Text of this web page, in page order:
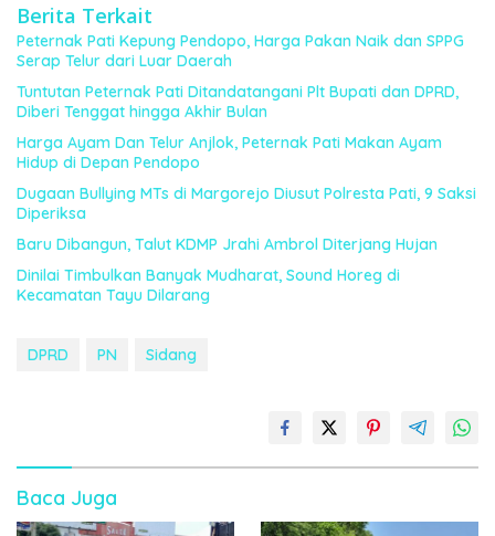
Berita Terkait
Peternak Pati Kepung Pendopo, Harga Pakan Naik dan SPPG
Serap Telur dari Luar Daerah
Tuntutan Peternak Pati Ditandatangani Plt Bupati dan DPRD,
Diberi Tenggat hingga Akhir Bulan
Harga Ayam Dan Telur Anjlok, Peternak Pati Makan Ayam
Hidup di Depan Pendopo
Dugaan Bullying MTs di Margorejo Diusut Polresta Pati, 9 Saksi
Diperiksa
Baru Dibangun, Talut KDMP Jrahi Ambrol Diterjang Hujan
Dinilai Timbulkan Banyak Mudharat, Sound Horeg di
Kecamatan Tayu Dilarang
DPRD PN Sidang
Baca Juga